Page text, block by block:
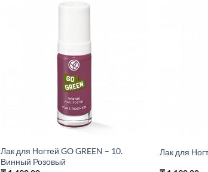
Лак для Ногтей GO GREEN – 10.
Винный Розовый
Лак для